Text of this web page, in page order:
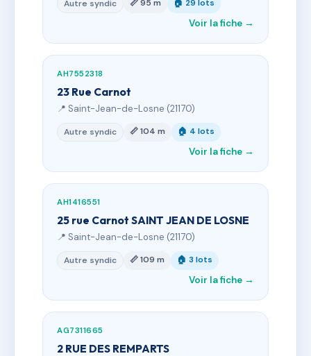
Autre syndic 📏 95 m 🏠 29 lots
Voir la fiche →
AH7552318
23 Rue Carnot
📍 Saint-Jean-de-Losne (21170)
Autre syndic 📏 104 m 🏠 4 lots
Voir la fiche →
AH1416551
25 rue Carnot SAINT JEAN DE LOSNE
📍 Saint-Jean-de-Losne (21170)
Autre syndic 📏 109 m 🏠 3 lots
Voir la fiche →
AG7311665
2 RUE DES REMPARTS